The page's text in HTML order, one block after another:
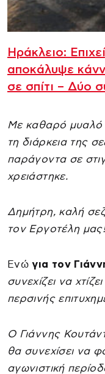
Ηράκλειο:
αποκάλυψε
σε σπίτι – Δύο
Με καθαρό μυαλό
τη διάρκεια της
παράγοντα σε
χρειάστηκε.
Δημήτρη, καλή
τον Εργοτέλη
Ενώγια τον
συνεχίζει να
περσινής
Ο Γιάννης
θα συνεχίσει να
αγωνιστική